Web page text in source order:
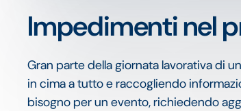
Impedimenti nel
Gran parte della giornata lavorativa di
in cima a tutto e raccogliendo
bisogno per un evento, richiedendo